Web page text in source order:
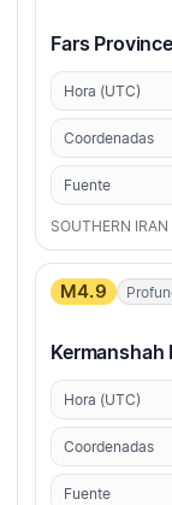
Fars
Hora (UTC)
Coordenadas
Fuente
SOUTHERN IRAN
M4.9
Kermanshah
Hora (UTC)
Coordenadas
Fuente